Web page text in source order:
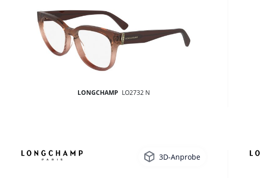
LONGCHAMP LO2732 N
3D-Anprobe